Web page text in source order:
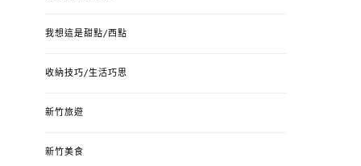
我想這是甜點/西點
收納技巧/生活巧思
新竹旅遊
新竹美食